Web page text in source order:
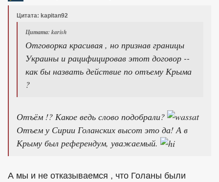
Цитата: kapitan92
Цитата: karish
Отговорка красивая , но признав границы
Украины и рацифицировав этот договор --
как бы назвать действие по отъему Крыма
?
Отъём !? Какое ведь слово подобрали?
Отъем у Сирии Голанских высот это да! А в
Крыму был референдум, уважаемый.
А мы и не отказываемся , что Голаны были